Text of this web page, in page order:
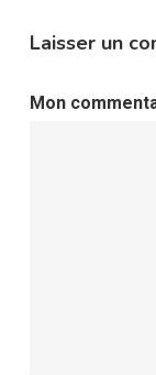
Laisser un
Mon